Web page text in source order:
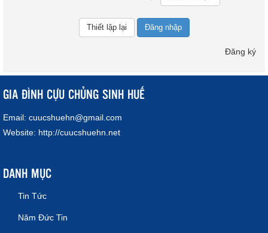
Đăng nhập
Đăng ký
GIA ĐÌNH CỰU CHỦNG SINH HUẾ
Email: cuucshuehn@gmail.com
Website: http://cuucshuehn.net
DANH MỤC
Tin Tức
Năm Đức Tin